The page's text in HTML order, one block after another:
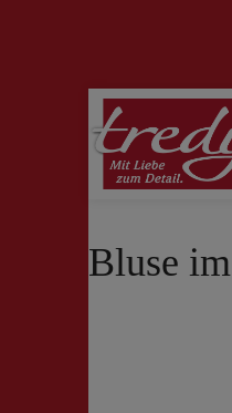
Zur Suche springen Zur
Bluse